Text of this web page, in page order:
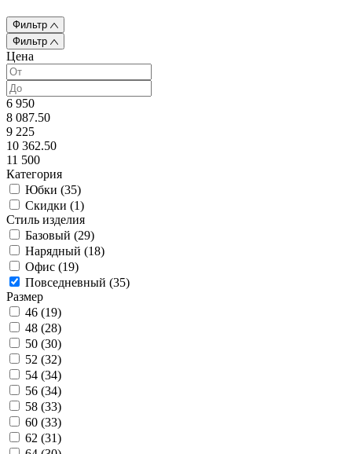
Фильтр
Фильтр
Цена
6 950
8 087.50
9 225
10 362.50
11 500
Категория
Юбки (35)
Скидки (1)
Стиль изделия
Базовый (29)
Нарядный (18)
Офис (19)
Повседневный (35)
Размер
46 (19)
48 (28)
50 (30)
52 (32)
54 (34)
56 (34)
58 (33)
60 (33)
62 (31)